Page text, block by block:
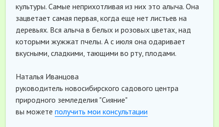
культуры. Самые неприхотливая из них это алыча. Она
зацветает самая первая, когда еще нет листьев на
деревьях. Вся алыча в белых и розовых цветах, над
которыми жужжат пчелы. А с июля она одаривает
вкусными, сладкими, тающими во рту, плодами.
Наталья Иванцова
руководитель новосибирского садового центра
природного земледелия "Сияние"
вы можете получить мои консультации